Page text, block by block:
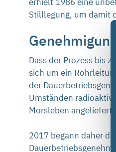
Stilllegung, um damit
Dass der Prozess bis
sich um ein
der
Umständen
Morsleben angeliefert
2017 begann daher